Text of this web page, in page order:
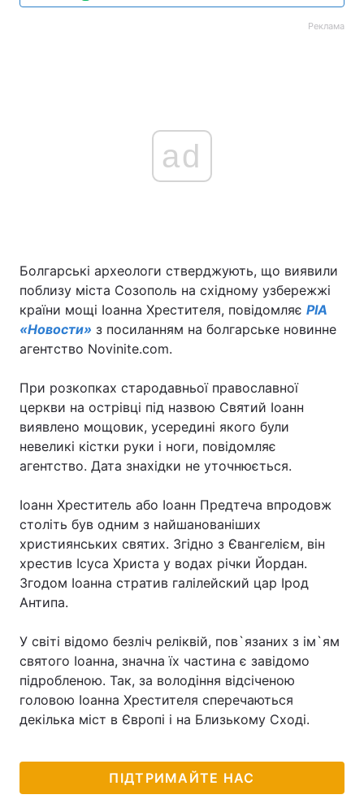
Реклама
ad
Болгарські археологи стверджують, що виявили
поблизу міста Созополь на східному узбережжі
країни мощі Іоанна Хрестителя, повідомляє РІА
«Новости» з посиланням на болгарське новинне
агентство Novinite.com.
При розкопках стародавньої православної
церкви на острівці під назвою Святий Іоанн
виявлено мощовик, усередині якого були
невеликі кістки руки і ноги, повідомляє
агентство. Дата знахідки не уточнюється.
Іоанн Хреститель або Іоанн Предтеча впродовж
століть був одним з найшанованіших
християнських святих. Згідно з Євангелієм, він
хрестив Ісуса Христа у водах річки Йордан.
Згодом Іоанна стратив галілейский цар Ірод
Антипа.
У світі відомо безліч реліквій, пов`язаних з ім`ям
святого Іоанна, значна їх частина є завідомо
підробленою. Так, за володіння відсіченою
головою Іоанна Хрестителя сперечаються
декілька міст в Європі і на Близькому Сході.
ПІДТРИМАЙТЕ НАС